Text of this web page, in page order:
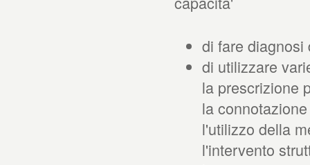
di fare diagnosi
di utilizzare
la prescrizione
la
l'utilizzo della
l'intervento